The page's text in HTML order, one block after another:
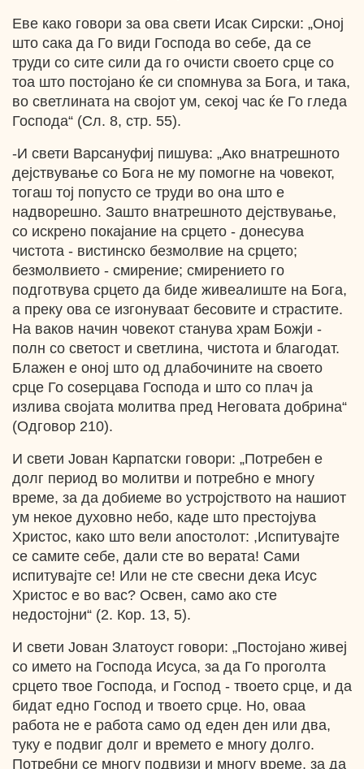
Еве како говори за ова свети Исак Сирски: „Оној
што сака да Го види Господа во себе, да се
труди со сите сили да го очисти своето срце со
тоа што постојано ќе си спомнува за Бога, и така,
во светлината на својот ум, секој час ќе Го гледа
Господа“ (Сл. 8, стр. 55).
-И свети Варсануфиј пишува: „Ако внатрешното
дејствување со Бога не му помогне на човекот,
тогаш тој попусто се труди во она што е
надворешно. Зашто внатрешното дејствување,
со искрено покајание на срцето - донесува
чистота - вистинско безмолвие на срцето;
безмолвието - смирение; смирението го
подготвува срцето да биде живеалиште на Бога,
а преку ова се изгонуваат бесовите и страстите.
На ваков начин човекот станува храм Божји -
полн со светост и светлина, чистота и благодат.
Блажен е оној што од длабочините на своето
срце Го соѕерцава Господа и што со плач ја
излива својата молитва пред Неговата добрина“
(Одговор 210).
И свети Јован Карпатски говори: „Потребен е
долг период во молитви и потребно е многу
време, за да добиеме во устројството на нашиот
ум некое духовно небо, каде што престојува
Христос, како што вели апостолот: ,Испитувајте
се самите себе, дали сте во верата! Сами
испитувајте се! Или не сте свесни дека Исус
Христос е во вас? Освен, само ако сте
недостојни“ (2. Кор. 13, 5).
И свети Јован Златоуст говори: „Постојано живеј
со името на Господа Исуса, за да Го проголта
срцето твое Господа, и Господ - твоето срце, и да
бидат едно Господ и твоето срце. Но, оваа
работа не е работа само од еден ден или два,
туку е подвиг долг и времето е многу долго.
Потребни се многу подвизи и многу време, за да